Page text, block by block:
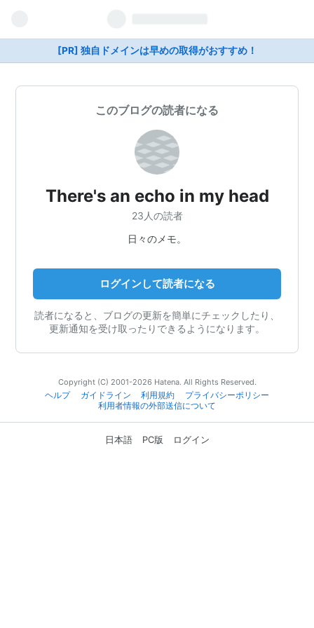
[PR] 独自ドメインは早めの取得がおすすめ！
このブログの読者になる
There's an echo in my head
23人の読者
日々のメモ。
ログインして読者になる
読者になると、ブログの更新を簡単にチェックしたり、
更新通知を受け取ったりできるようになります。
Copyright (C) 2001-2026 Hatena. All Rights Reserved.
ヘルプ
ガイドライン 利用規約
プライバシーポリシー
利用者情報の外部送信について
日本語 PC版 ログイン